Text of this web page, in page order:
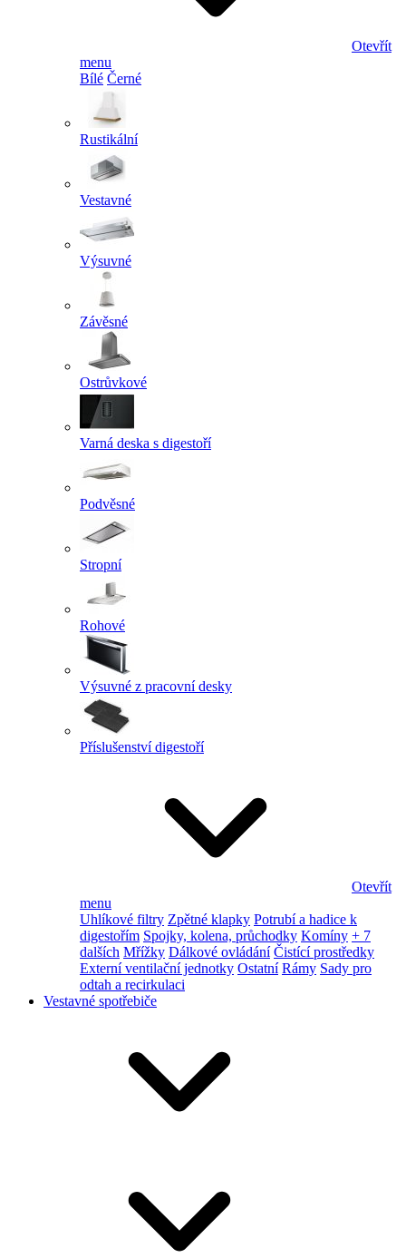
Otevřít
menu
Bílé Černé
Rustikální
Vestavné
Výsuvné
Závěsné
Ostrůvkové
Varná deska s digestoří
Podvěsné
Stropní
Rohové
Výsuvné z pracovní desky
Příslušenství digestoří
Otevřít
menu
Uhlíkové filtry Zpětné klapky Potrubí a hadice k
digestořím Spojky, kolena, průchodky Komíny + 7
dalších Mřížky Dálkové ovládání Čistící prostředky
Externí ventilační jednotky Ostatní Rámy Sady pro
odtah a recirkulaci
Vestavné spotřebiče